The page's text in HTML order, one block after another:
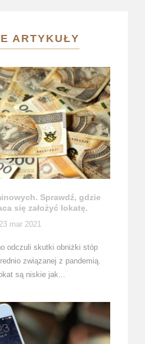
ARTYKUŁY
Sprawdź, gdzie
się założyć lokatę.
23 mar 2021
odczuli skutki obniżki stóp
związanej z pandemią.
są niskie jak...